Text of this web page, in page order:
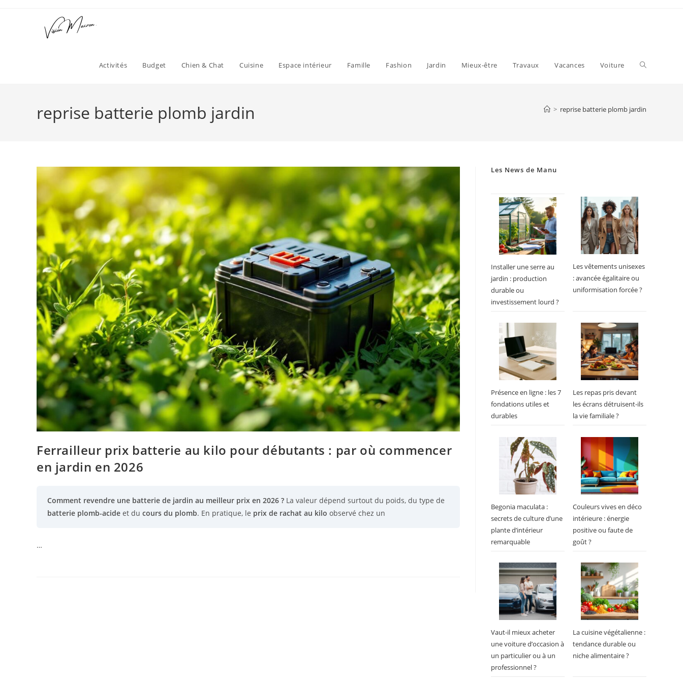
Activités Budget Chien & Chat Cuisine Espace intérieur Famille Fashion Jardin Mieux-être Travaux Vacances Voiture Toggle
reprise batterie plomb jardin > reprise batterie plomb jardin
Ferrailleur prix batterie au kilo pour débutants : par où commencer
en jardin en 2026
Comment revendre une batterie de jardin au meilleur prix en 2026 ? La valeur dépend surtout du poids, du type de
batterie plomb-acide et du cours du plomb. En pratique, le prix de rachat au kilo observé chez un
…
Les News de Manu
Installer une serre au
jardin : production
durable ou
investissement lourd ?
Les vêtements unisexes
: avancée égalitaire ou
uniformisation forcée ?
Présence en ligne : les 7
fondations utiles et
durables
Les repas pris devant
les écrans détruisent-ils
la vie familiale ?
Begonia maculata :
secrets de culture d’une
plante d’intérieur
remarquable
Couleurs vives en déco
intérieure : énergie
positive ou faute de
goût ?
Vaut-il mieux acheter
une voiture d’occasion à
un particulier ou à un
professionnel ?
La cuisine végétalienne :
tendance durable ou
niche alimentaire ?